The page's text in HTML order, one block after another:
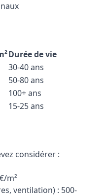
Durée de vie
30-40 ans
50-80 ans
100+ ans
15-25 ans
considérer :
m²
ventilation) : 500-